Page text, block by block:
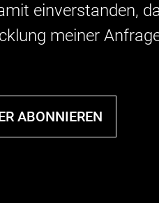
einverstanden,
meiner
ABONNIEREN